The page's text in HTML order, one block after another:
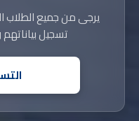
يرجى من جميع الطلاب
تسجيل بياناتهم